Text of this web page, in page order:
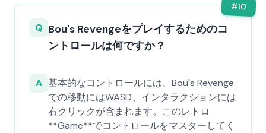
#10
Q Bou's Revengeをプレイするためのコ
ントロールは何ですか？
A 基本的なコントロールには、Bou's Revenge
での移動にはWASD、インタラクションには
右クリックが含まれます。このレトロ
**Game**でコントロールをマスターしてく